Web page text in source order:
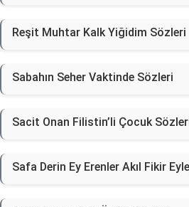
Reşit Muhtar Kalk Yiğidim Sözleri
Sabahın Seher Vaktinde Sözleri
Sacit Onan Filistin’li Çocuk
Safa Derin Ey Erenler Akıl Fikir